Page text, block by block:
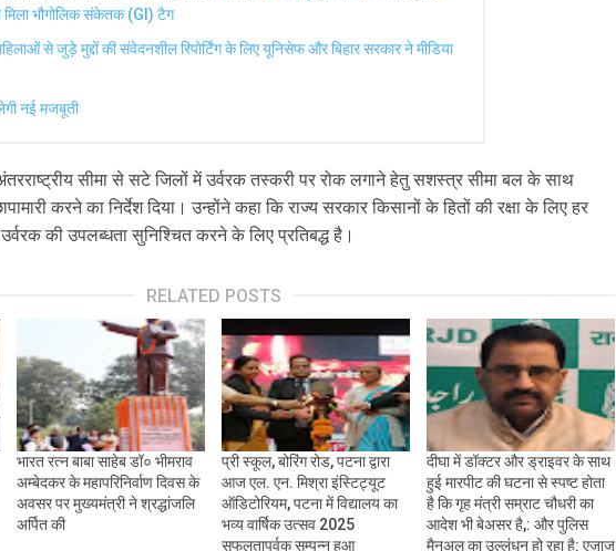
मिला भौगोलिक संकेतक (GI) टैग
से जुड़े मुद्दों की संवेदनशील रिपोर्टिंग के लिए यूनिसेफ और बिहार सरकार ने मीडिया
नई मजबूती
सीमा से सटे जिलों में उर्वरक तस्करी पर रोक लगाने हेतु सशस्त्र सीमा बल के साथ
करने का निर्देश दिया। उन्होंने कहा कि राज्य सरकार किसानों के हितों की रक्षा के लिए हर
की उपलब्धता सुनिश्चित करने के लिए प्रतिबद्ध है।
RELATED POSTS
भारत रत्न बाबा साहेब डॉ० भीमराव
अम्बेदकर के महापरिनिर्वाण दिवस के
अवसर पर मुख्यमंत्री ने श्रद्धांजलि
अर्पित की
प्री स्कूल, बोरिंग रोड, पटना द्वारा
आज एल. एन. मिश्रा इंस्टिट्यूट
ऑडिटोरियम, पटना में विद्यालय का
भव्य वार्षिक उत्सव 2025
सफलतापूर्वक सम्पन्न हुआ
दीघा में डॉक्टर और ड्राइवर के साथ
हुई मारपीट की घटना से स्पष्ट होता
है कि गृह मंत्री सम्राट चौधरी का
आदेश भी बेअसर है,: और पुलिस
मैनुअल का उल्लंधन हो रहा है: एजाज